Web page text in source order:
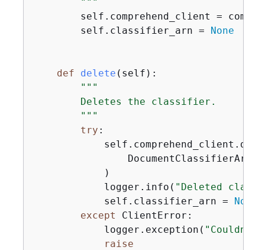
self.comprehend_client =
        self.classifier_arn =
None
def delete ( self ):
"""
        Deletes the classifier.
        """
try :
            )
            logger.info(
"Deleted
            self.classifier_arn =
None
except ClientError:
            logger.exception(
"Couldn't
raise